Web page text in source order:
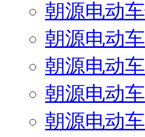
朝源电动
朝源电动
朝源电动
朝源电动
朝源电动